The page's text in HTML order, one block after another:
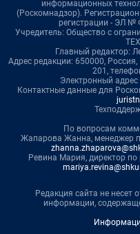
информационных
(Роскомнадзор).
регистрации - ЭЛ №
Учредитель: Общество с
Главный редактор:
Адрес редакции: 650000,
201,
Электронный адрес
Контактные данные для
По вопросам
Жапарова Жанна, менеджер
Ревина Мария, директор
Редакция сайта не несет
информации,